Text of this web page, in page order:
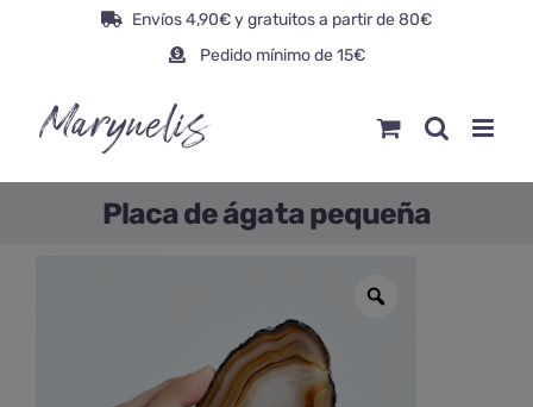
Envíos 4,90€ y gratuitos a partir de 80€
Pedido mínimo de 15€
Placa de ágata pequeña